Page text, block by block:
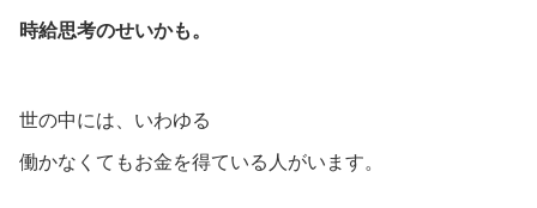
時給思考のせいかも。
世の中には、いわゆる
働かなくてもお金を得ている人がいます。